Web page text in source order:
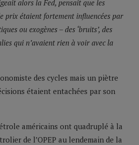
alors la Fed, pensait que les
prix étaient fortement influencées par
ou exogènes – des ‘bruits’, des
qui n’avaient rien à voir avec la
des cycles mais un piètre
étaient entachées par son
américains ont quadruplé à la
de l’OPEP au lendemain de la